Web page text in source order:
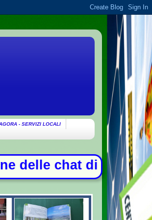
- SERVIZI LOCALI
Tensione in